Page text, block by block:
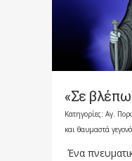
«Σε
Κατηγορίες: Αγ.
και θαυμαστά
Ένα